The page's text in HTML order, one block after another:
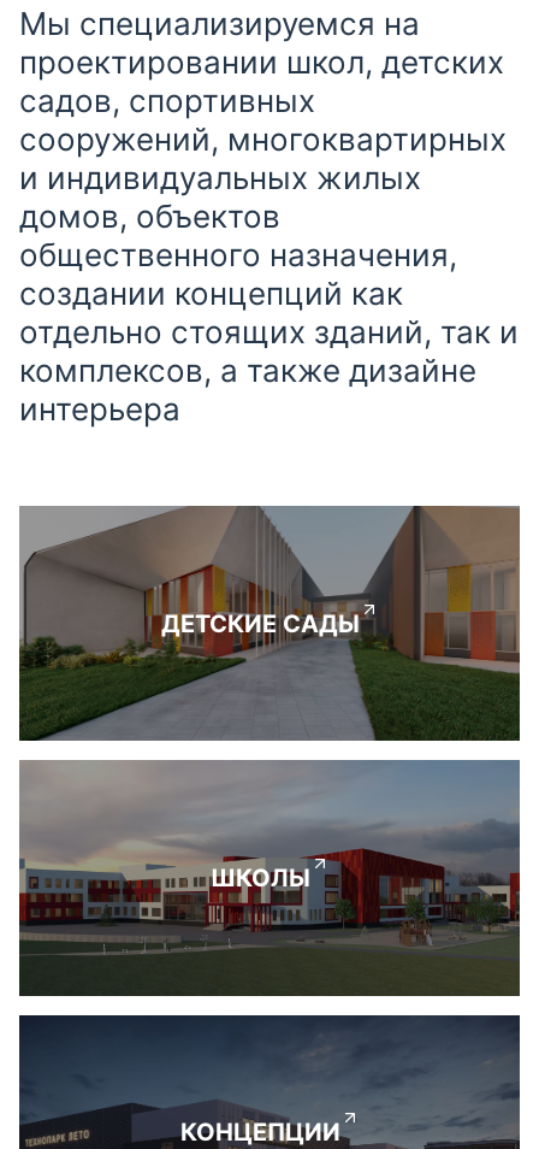
Мы специализируемся на
проектировании школ, детских
садов, спортивных
сооружений, многоквартирных
и индивидуальных жилых
домов, объектов
общественного назначения,
создании концепций как
отдельно стоящих зданий, так и
комплексов, а также дизайне
интерьера
ДЕТСКИЕ САДЫ
ШКОЛЫ
КОНЦЕПЦИИ